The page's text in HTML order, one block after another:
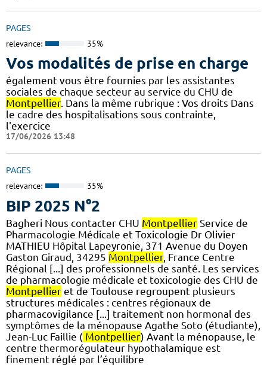
PAGES
relevance: 35%
Vos modalités de prise en charge
également vous être fournies par les assistantes
sociales de chaque secteur au service du CHU de
Montpellier. Dans la même rubrique : Vos droits Dans
le cadre des hospitalisations sous contrainte,
l'exercice
17/06/2026 13:48
PAGES
relevance: 35%
BIP 2025 N°2
Bagheri Nous contacter CHU Montpellier Service de
Pharmacologie Médicale et Toxicologie Dr Olivier
MATHIEU Hôpital Lapeyronie, 371 Avenue du Doyen
Gaston Giraud, 34295 Montpellier, France Centre
Régional [...] des professionnels de santé. Les services
de pharmacologie médicale et toxicologie des CHU de
Montpellier et de Toulouse regroupent plusieurs
structures médicales : centres régionaux de
pharmacovigilance [...] traitement non hormonal des
symptômes de la ménopause Agathe Soto (étudiante),
Jean-Luc Faillie ( Montpellier) Avant la ménopause, le
centre thermorégulateur hypothalamique est
finement réglé par l’équilibre